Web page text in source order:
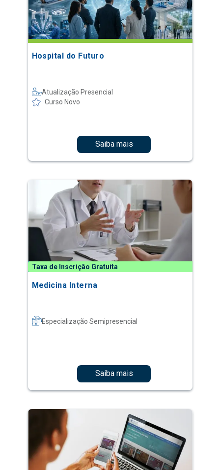
Hospital do Futuro
Atualização Presencial
Curso Novo
Saiba mais
Taxa de Inscrição Gratuita
Medicina Interna
Especialização Semipresencial
Saiba mais